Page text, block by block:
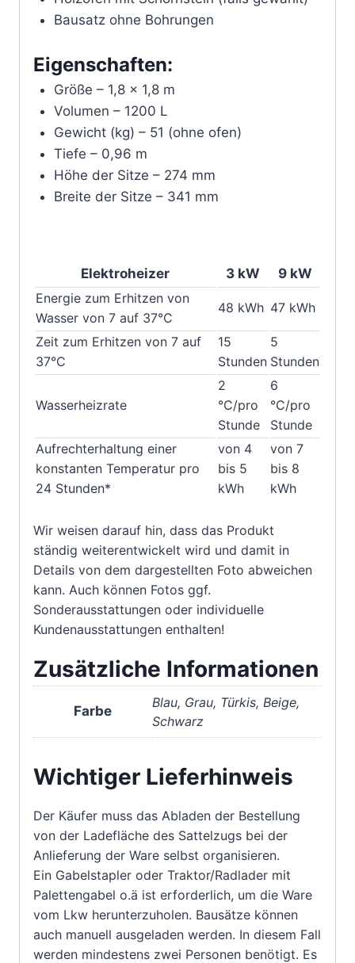
Bausatz ohne Bohrungen
Eigenschaften:
Größe – 1,8 × 1,8 m
Volumen – 1200 L
Gewicht (kg) – 51 (ohne ofen)
Tiefe – 0,96 m
Höhe der Sitze – 274 mm
Breite der Sitze – 341 mm
Elektroheizer 3 kW
9 kW
Energie zum Erhitzen von
Wasser von 7 auf 37°C
48 kWh 47 kWh
Zeit zum Erhitzen von 7 auf
37°C
15
Stunden
5
Stunden
Wasserheizrate
2
°C/pro
Stunde
6
°C/pro
Stunde
Aufrechterhaltung einer
konstanten Temperatur pro
24 Stunden*
von 4
bis 5
kWh
von 7
bis 8
kWh
Wir weisen darauf hin, dass das Produkt
ständig weiterentwickelt wird und damit in
Details von dem dargestellten Foto abweichen
kann. Auch können Fotos ggf.
Sonderausstattungen oder individuelle
Kundenausstattungen enthalten!
Zusätzliche Informationen
Farbe
Blau, Grau, Türkis, Beige,
Schwarz
Wichtiger Lieferhinweis
Der Käufer muss das Abladen der Bestellung
von der Ladefläche des Sattelzugs bei der
Anlieferung der Ware selbst organisieren.
Ein Gabelstapler oder Traktor/Radlader mit
Palettengabel o.ä ist erforderlich, um die Ware
vom Lkw herunterzuholen. Bausätze können
auch manuell ausgeladen werden. In diesem Fall
werden mindestens zwei Personen benötigt. Es